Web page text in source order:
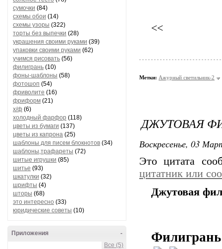
сумочки (84)
схемы обои (14)
схемы узоры (322)
торты без выпечки (28)
украшения своими руками (39)
упаковки своими руками (62)
учимся рисовать (56)
филигрань (10)
фоны-шаблоны (58)
фотошоп (54)
фриволите (16)
фриформ (21)
х/ф (6)
холодный фарфор (118)
цветы из бумаги (137)
цветы из капрона (25)
шаблоны для писем блокнотов (34)
шаблоны,трафареты (72)
шитые игрушки (85)
шитье (93)
шкатулки (32)
шрифты (4)
шторы (68)
это интересно (33)
юридические советы (10)
-
Приложения
Все (5)
<<
Метки: Ажурный светильник-2
ДЖУТОВАЯ
Воскресенье, 03
Это цитата
цитатник или
Джутовая